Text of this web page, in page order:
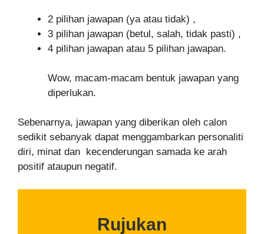
2 pilihan jawapan (ya atau tidak) ,
3 pilihan jawapan (betul, salah, tidak pasti) ,
4 pilihan jawapan atau 5 pilihan jawapan.
Wow, macam-macam bentuk jawapan yang
diperlukan.
Sebenarnya, jawapan yang diberikan oleh calon
sedikit sebanyak dapat menggambarkan personaliti
diri, minat dan kecenderungan samada ke arah
positif ataupun negatif.
Rujukan